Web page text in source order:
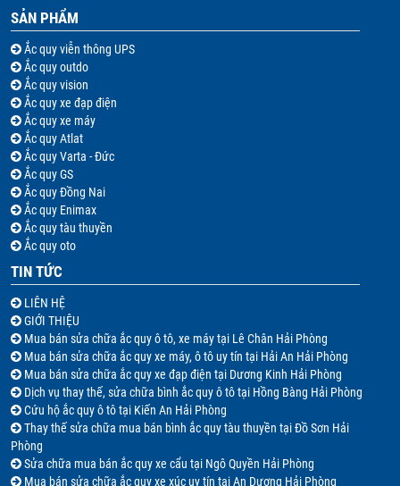
SẢN PHẨM
Ắc quy viễn thông UPS
Ắc quy outdo
Ắc quy vision
Ắc quy xe đạp điện
Ắc quy xe máy
Ắc quy Atlat
Ắc quy Varta - Đức
Ắc quy GS
Ắc quy Đồng Nai
Ắc quy Enimax
Ắc quy tàu thuyền
Ắc quy oto
TIN TỨC
LIÊN HỆ
GIỚI THIỆU
Mua bán sửa chữa ắc quy ô tô, xe máy tại Lê Chân Hải Phòng
Mua bán sửa chữa ắc quy xe máy, ô tô uy tín tại Hải An Hải Phòng
Mua bán sửa chữa ắc quy xe đạp điện tại Dương Kinh Hải Phòng
Dịch vụ thay thế, sửa chữa bình ắc quy ô tô tại Hồng Bàng Hải Phòng
Cứu hộ ắc quy ô tô tại Kiến An Hải Phòng
Thay thế sửa chữa mua bán bình ắc quy tàu thuyền tại Đồ Sơn Hải
Phòng
Sửa chữa mua bán ắc quy xe cẩu tại Ngô Quyền Hải Phòng
Mua bán sửa chữa ắc quy xe xúc uy tín tại An Dương Hải Phòng